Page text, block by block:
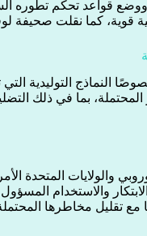
ووضع قواعد تحكم تطوره
قوية، كما نقلت صحيفة
النماذج التوليدية
بما في ذلك
والولايات المتحدة
والاستخدام المسؤول
مع تقليل مخاطرها